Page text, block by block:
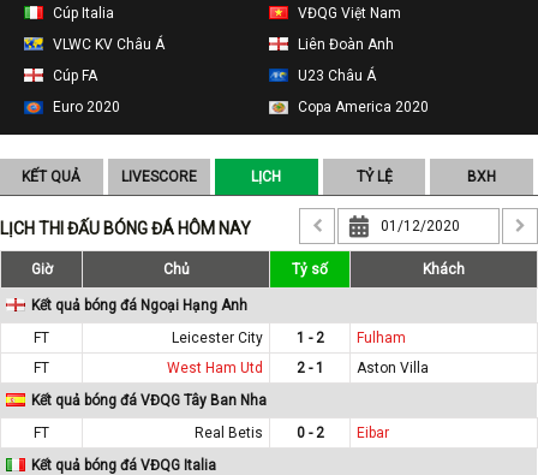
Cúp Italia
VĐQG Việt Nam
VLWC KV Châu Á
Liên Đoàn Anh
Cúp FA
U23 Châu Á
Euro 2020
Copa America 2020
KẾT QUẢ LIVESCORE LỊCH TỶ LỆ BXH
LỊCH THI ĐẤU BÓNG ĐÁ HÔM NAY
Giờ Chủ Tỷ số Khách
Kết quả bóng đá Ngoại Hạng Anh
FT
Leicester City 1 - 2
Fulham
FT
West Ham Utd 2 - 1
Aston Villa
Kết quả bóng đá VĐQG Tây Ban Nha
FT
Real Betis 0 - 2
Eibar
Kết quả bóng đá VĐQG Italia